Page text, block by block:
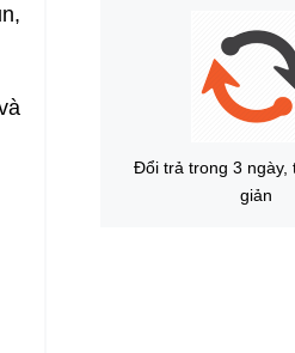
Đổi trả trong 3 ngày,
giản